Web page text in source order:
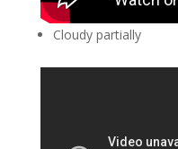
Cloudy partially